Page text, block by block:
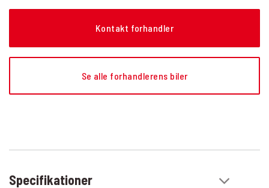
Kontakt forhandler
Se alle forhandlerens biler
Specifikationer